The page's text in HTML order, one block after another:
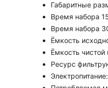
Габаритные
Время набора
Время набора
Ёмкость
Ёмкость чистой
Ресурс